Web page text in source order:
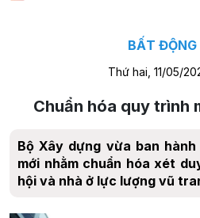
BẤT ĐỘNG
Thứ hai, 11/05/
Chuẩn hóa quy trình
Bộ Xây dựng vừa ban
mới nhằm chuẩn hóa xét
hội và nhà ở lực lượng vũ